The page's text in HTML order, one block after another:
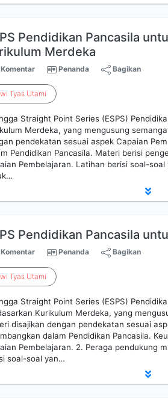
Pendidikan Pancasila
Merdeka
Komentar Penanda Bagikan
Tyas Utami
Straight Point Series (ESPS)
Merdeka, yang mengusung
pendekatan sesuai aspek Capaian
Pendidikan Pancasila. Materi berisi
Pembelajaran. Latihan berisi soal-
Pendidikan Pancasila
Komentar Penanda Bagikan
Tyas Utami
Straight Point Series (ESPS)
Kurikulum Merdeka, yang
disajikan dengan pendekatan sesuai
dalam Pendidikan Pancasila.
Pembelajaran. 2. Peraga pendukung
soal-soal yan…